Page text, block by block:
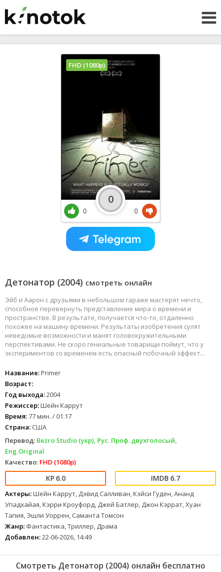
Детонатор (2004) смотреть онлайн
Эйб и Аарон с друзьями в небольшом гараже мастерят нечто,
способное перевернуть представление мира о времени и
пространстве. В результате, получается что-то, отдаленно
похожее на машину времени. Результаты изобретения сулят
неведомые возможности и манят головокружительными
перспективами. Не скоро гениальные товарищи поймут, что у
экспериментов со временем есть опасный побочный эффект...
Название:Primer
Возраст:
Год выхода:2004
Режиссер:Шейн Каррут
Время:77 мин. / 01:17
Страна: США
Перевод: Bezro Studio (укр), Рус. Проф. двухголосый,
Eng.Original
Качество: FHD (1080p)
6.0 6.7
Актеры:Шейн Каррут, Дэвид Салливан, Кэйси Гуден, Ананд
Упадхайая, Кэрри Кроуфорд, Джей Батлер, Джон Кэррат, Хуан
Тапия, Эшли Уоррен, Саманта Томсон
Жанр: Фантастика, Триллер, Драма
Добавлен:22-06-2026, 14:49
FHD (1080p)
0
0
0
Смотреть Детонатор (2004) онлайн бесплатно